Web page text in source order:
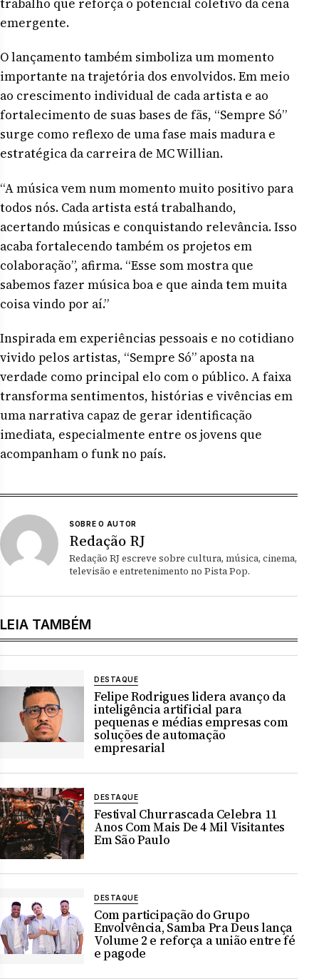
trabalho que reforça o potencial coletivo da cena
emergente.
O lançamento também simboliza um momento
importante na trajetória dos envolvidos. Em meio
ao crescimento individual de cada artista e ao
fortalecimento de suas bases de fãs, “Sempre Só”
surge como reflexo de uma fase mais madura e
estratégica da carreira de MC Willian.
“A música vem num momento muito positivo para
todos nós. Cada artista está trabalhando,
acertando músicas e conquistando relevância. Isso
acaba fortalecendo também os projetos em
colaboração”, afirma. “Esse som mostra que
sabemos fazer música boa e que ainda tem muita
coisa vindo por aí.”
Inspirada em experiências pessoais e no cotidiano
vivido pelos artistas, “Sempre Só” aposta na
verdade como principal elo com o público. A faixa
transforma sentimentos, histórias e vivências em
uma narrativa capaz de gerar identificação
imediata, especialmente entre os jovens que
acompanham o funk no país.
SOBRE O AUTOR
Redação RJ
Redação RJ escreve sobre cultura, música, cinema,
televisão e entretenimento no Pista Pop.
LEIA TAMBÉM
DESTAQUE
Felipe Rodrigues lidera avanço da
inteligência artificial para
pequenas e médias empresas com
soluções de automação
empresarial
DESTAQUE
Festival Churrascada Celebra 11
Anos Com Mais De 4 Mil Visitantes
Em São Paulo
DESTAQUE
Com participação do Grupo
Envolvência, Samba Pra Deus lança
Volume 2 e reforça a união entre fé
e pagode